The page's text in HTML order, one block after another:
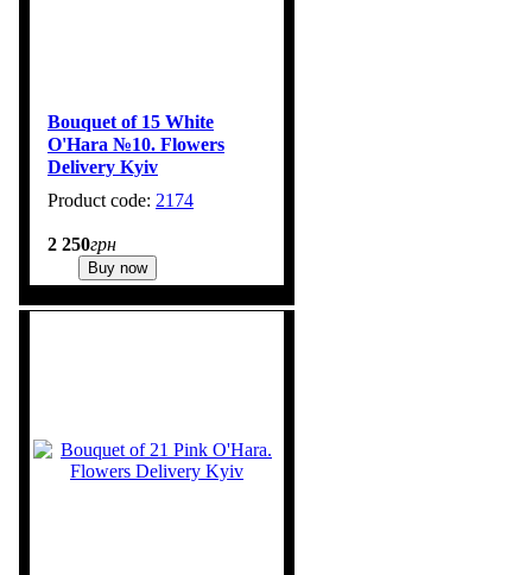
Bouquet of 15 White
O'Hara №10. Flowers
Delivery Kyiv
2174
2 250грн
Buy now